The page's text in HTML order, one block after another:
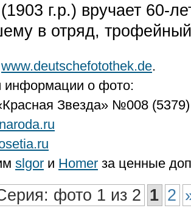
г.р.) вручает 60-
в отряд,
www.deutschefotothek.de.
информации о фото:
Звезда» №008
slgor и Homer за ценные
фото 1 из 2 1 2